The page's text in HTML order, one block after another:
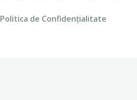
Politica de Confidențialitate